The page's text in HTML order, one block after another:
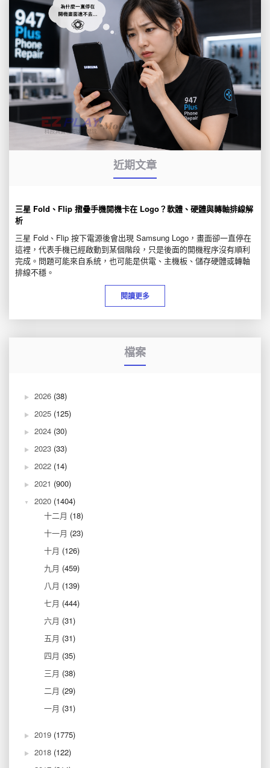
近期文章
三星 Fold、Flip 摺疊手機開機卡在 Logo？軟體、硬體與轉軸排線解
析
三星 Fold、Flip 按下電源後會出現 Samsung Logo，畫面卻一直停在
這裡，代表手機已經啟動到某個階段，只是後面的開機程序沒有順利
完成。問題可能來自系統，也可能是供電、主機板、儲存硬體或轉軸
排線不穩。
閱讀更多
檔案
2026 (38)
2025 (125)
2024 (30)
2023 (33)
2022 (14)
2021 (900)
2020 (1404)
十二月 (18)
十一月 (23)
十月 (126)
九月 (459)
八月 (139)
七月 (444)
六月 (31)
五月 (31)
四月 (35)
三月 (38)
二月 (29)
一月 (31)
2019 (1775)
2018 (122)